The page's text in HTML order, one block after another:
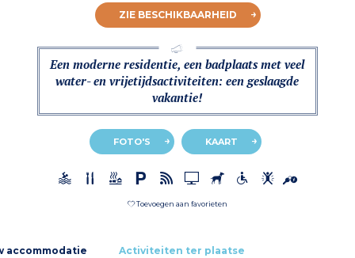
ZIE BESCHIKBAARHEID
Een moderne residentie, een badplaats met veel
water- en vrijetijdsactiviteiten: een geslaagde
vakantie!
FOTO'S KAART
Toevoegen aan favorieten
accommodatie Activiteiten ter plaatse